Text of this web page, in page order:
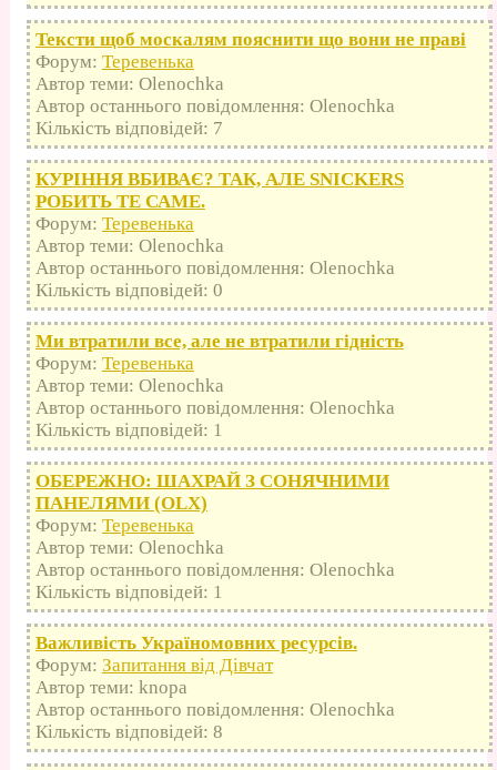
Тексти щоб москалям пояснити що вони не праві
Форум: Теревенька
Автор теми: Olenochka
Автор останнього повідомлення: Olenochka
Кількість відповідей: 7
КУРІННЯ ВБИВАЄ? ТАК, АЛЕ SNICKERS
РОБИТЬ ТЕ САМЕ.
Форум: Теревенька
Автор теми: Olenochka
Автор останнього повідомлення: Olenochka
Кількість відповідей: 0
Ми втратили все, але не втратили гідність
Форум: Теревенька
Автор теми: Olenochka
Автор останнього повідомлення: Olenochka
Кількість відповідей: 1
ОБЕРЕЖНО: ШАХРАЙ З СОНЯЧНИМИ
ПАНЕЛЯМИ (OLX)
Форум: Теревенька
Автор теми: Olenochka
Автор останнього повідомлення: Olenochka
Кількість відповідей: 1
Важливість Україномовних ресурсів.
Форум: Запитання від Дівчат
Автор теми: knopa
Автор останнього повідомлення: Olenochka
Кількість відповідей: 8